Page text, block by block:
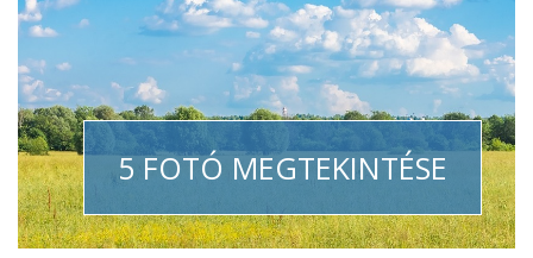
5 FOTÓ MEGTEKINTÉSE